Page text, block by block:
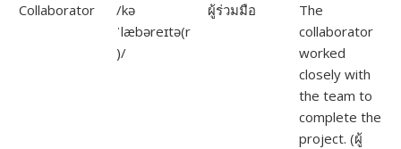
Collaborator
/kə
ˈlæbəreɪtə(r
)/
ผู้ร่วมมือ
The
collaborator
worked
closely with
the team to
complete the
project. (ผู้